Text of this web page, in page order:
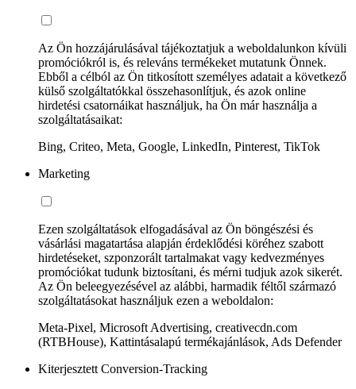
Az Ön hozzájárulásával tájékoztatjuk a weboldalunkon kívüli
promóciókról is, és releváns termékeket mutatunk Önnek.
Ebből a célból az Ön titkosított személyes adatait a következő
külső szolgáltatókkal összehasonlítjuk, és azok online
hirdetési csatornáikat használjuk, ha Ön már használja a
szolgáltatásaikat:
Bing, Criteo, Meta, Google, LinkedIn, Pinterest, TikTok
Marketing
Ezen szolgáltatások elfogadásával az Ön böngészési és
vásárlási magatartása alapján érdeklődési köréhez szabott
hirdetéseket, szponzorált tartalmakat vagy kedvezményes
promóciókat tudunk biztosítani, és mérni tudjuk azok sikerét.
Az Ön beleegyezésével az alábbi, harmadik féltől származó
szolgáltatásokat használjuk ezen a weboldalon:
Meta-Pixel, Microsoft Advertising, creativecdn.com
(RTBHouse), Kattintásalapú termékajánlások, Ads Defender
Kiterjesztett Conversion-Tracking